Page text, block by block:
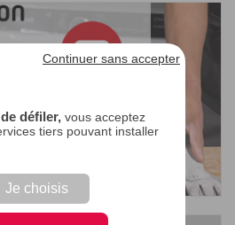
défiler,vous acceptez
tiers pouvant installer
Je choisis
Continuer sans accepter